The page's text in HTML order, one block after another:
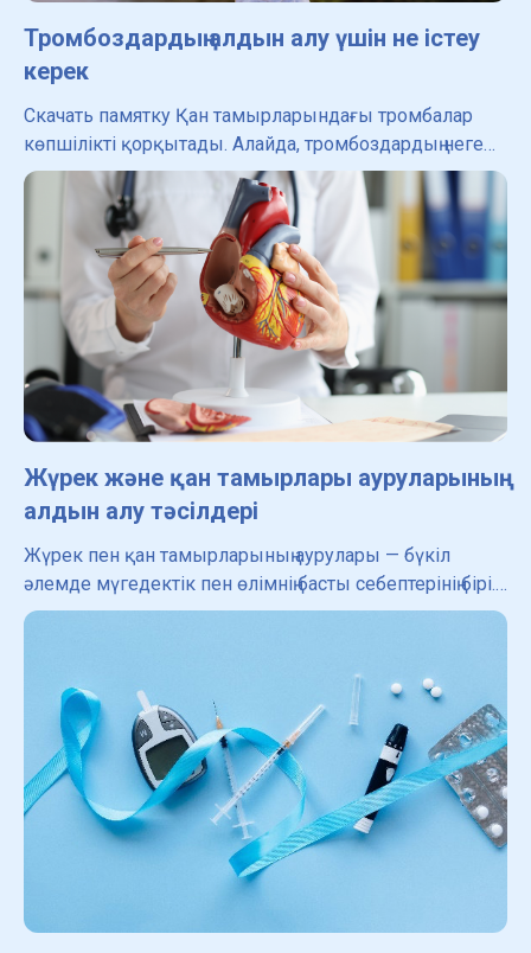
Тромбоздардың алдын алу үшін не істеу
керек
Скачать памятку Қан тамырларындағы тромбалар
көпшілікті қорқытады. Алайда, тромбоздардың неге
дамитынын, тәуекелдердің қандай факторлары бар
екенін және қан тамырларында тромбалардың пайда
болуын бол
Жүрек және қан тамырлары ауруларының
алдын алу тәсілдері
Жүрек пен қан тамырларының аурулары — бүкіл
әлемде мүгедектік пен өлімнің басты себептерінің бірі.
Өкінішке орай, ЖҚА әркімге әсер етуі мүмкін, алайда